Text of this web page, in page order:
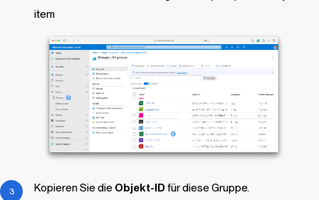
item
Kopieren Sie die Objekt-ID für diese Gruppe.